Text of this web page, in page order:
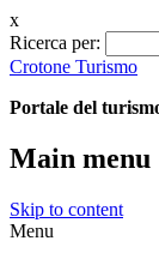
x
Ricerca per:
Crotone Turismo
Portale del
Main menu
Skip to content
Menu